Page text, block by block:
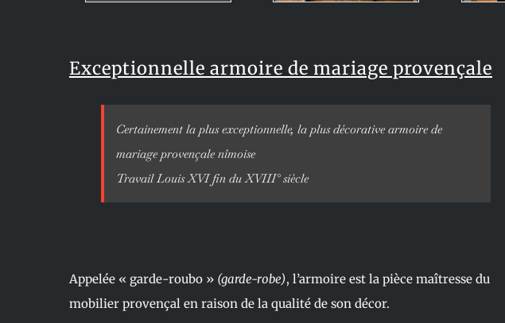
Exceptionnelle armoire de mariage provençale
Certainement la plus exceptionnelle, la plus décorative armoire de
mariage provençale nîmoise
Travail Louis XVI fin du XVIII° siècle
Appelée « garde-roubo » (garde-robe), l’armoire est la pièce maîtresse du
mobilier provençal en raison de la qualité de son décor.